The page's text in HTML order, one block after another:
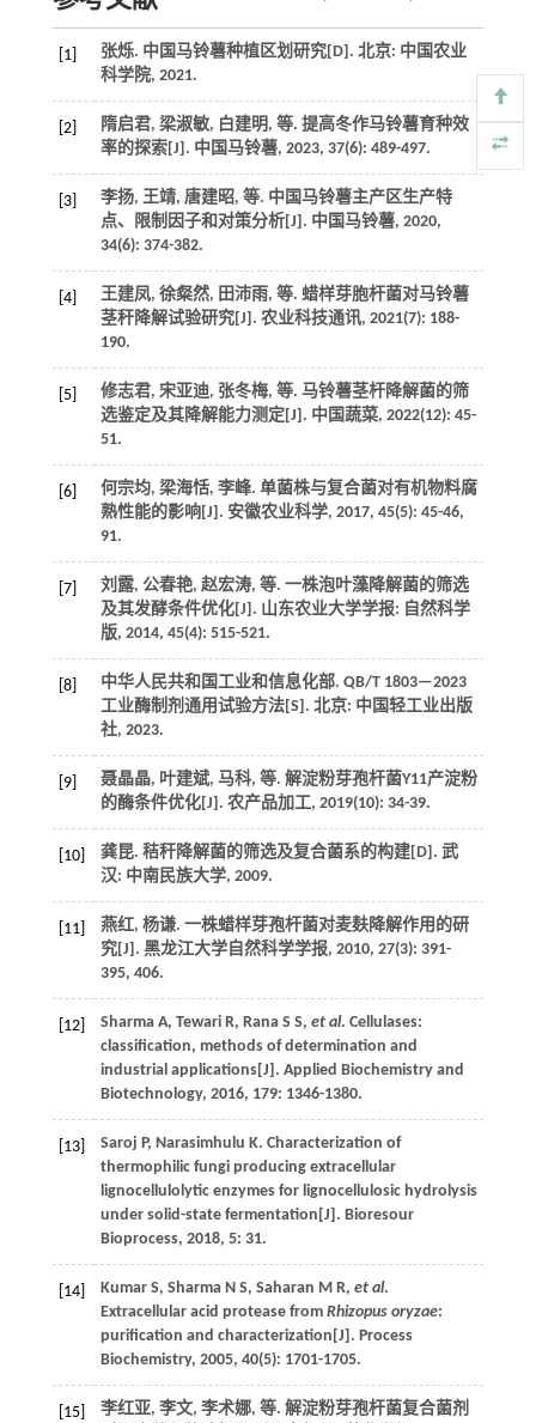
[1] 张烁. 中国马铃薯种植区划研究[D]. 北京: 中国农业
科学院, 2021.
[2] 隋启君, 梁淑敏, 白建明, 等. 提高冬作马铃薯育种效
率的探索[J]. 中国马铃薯, 2023, 37(6): 489-497.
[3] 李扬, 王靖, 唐建昭, 等. 中国马铃薯主产区生产特
点、限制因子和对策分析[J]. 中国马铃薯, 2020,
34(6): 374-382.
[4] 王建凤, 徐粲然, 田沛雨, 等. 蜡样芽胞杆菌对马铃薯
茎秆降解试验研究[J]. 农业科技通讯, 2021(7): 188-
190.
[5] 修志君, 宋亚迪, 张冬梅, 等. 马铃薯茎杆降解菌的筛
选鉴定及其降解能力测定[J]. 中国蔬菜, 2022(12): 45-
51.
[6]
何宗均, 梁海恬, 李峰. 单菌株与复合菌对有机物料腐
熟性能的影响[J]. 安徽农业科学, 2017, 45(5): 45-46,
91.
[7] 刘露, 公春艳, 赵宏涛, 等. 一株泡叶藻降解菌的筛选
及其发酵条件优化[J]. 山东农业大学学报: 自然科学
版, 2014, 45(4): 515-521.
[8] 中华人民共和国工业和信息化部. QB/T 1803—2023
工业酶制剂通用试验方法[S]. 北京: 中国轻工业出版
社, 2023.
[9] 聂晶晶, 叶建斌, 马科, 等. 解淀粉芽孢杆菌Y11产淀粉
的酶条件优化[J]. 农产品加工, 2019(10): 34-39.
[10] 龚昆. 秸秆降解菌的筛选及复合菌系的构建[D]. 武
汉: 中南民族大学, 2009.
[11]
燕红, 杨谦. 一株蜡样芽孢杆菌对麦麸降解作用的研
究[J]. 黑龙江大学自然科学学报, 2010, 27(3): 391-
395, 406.
[12] Sharma A, Tewari R, Rana S S, et al. Cellulases:
classification, methods of determination and
industrial applications[J]. Applied Biochemistry and
Biotechnology, 2016, 179: 1346-1380.
[13] Saroj P, Narasimhulu K. Characterization of
thermophilic fungi producing extracellular
lignocellulolytic enzymes for lignocellulosic hydrolysis
under solid-state fermentation[J]. Bioresour
Bioprocess, 2018, 5: 31.
[14] Kumar S, Sharma N S, Saharan M R, et al.
Extracellular acid protease from Rhizopus oryzae:
purification and characterization[J]. Process
Biochemistry, 2005, 40(5): 1701-1705.
[15] 李红亚, 李文, 李术娜, 等. 解淀粉芽孢杆菌复合菌剂